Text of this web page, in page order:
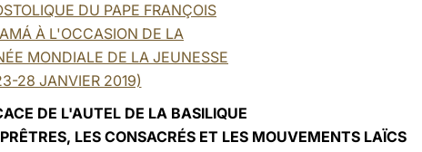
DU PAPE FRANÇOIS
À L'OCCASION DE LA
MONDIALE DE LA JEUNESSE
28 JANVIER 2019)
DE L'AUTEL DE LA BASILIQUE
LES CONSACRÉS ET LES MOUVEMENTS LAÏCS